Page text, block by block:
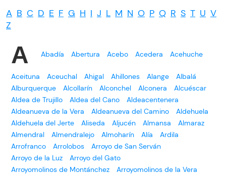
A B C D E F G H I J L M N O P Q R S T U V
Z
A Abadía Abertura Acebo Acedera Acehuche
Aceituna Aceuchal Ahigal Ahillones Alange
Albalá
Alburquerque
Alcollarín Alconchel Alconera
Alcuéscar
Aldea de Trujillo
Aldea del Cano
Aldeacentenera
Aldeanueva de la Vera
Aldeanueva del Camino
Aldehuela
Aldehuela del Jerte
Aliseda Aljucén Almansa
Almaraz
Almendral
Almendralejo Almoharín Alía
Ardila
Arrofranco
Arrolobos
Arroyo de San Serván
Arroyo de la Luz
Arroyo del Gato
Arroyomolinos de Montánchez
Arroyomolinos de la Vera